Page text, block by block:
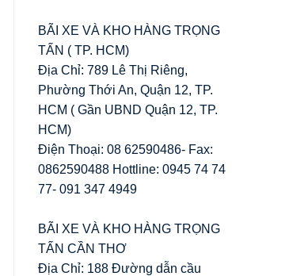
BÃI XE VÀ KHO HÀNG TRỌNG
TẤN ( TP. HCM)
Địa Chỉ: 789 Lê Thị Riêng,
Phường Thới An, Quận 12, TP.
HCM ( Gần UBND Quận 12, TP.
HCM)
Điện Thoại: 08 62590486- Fax:
0862590488 Hottline: 0945 74 74
77- 091 347 4949
BÃI XE VÀ KHO HÀNG TRỌNG
TẤN CẦN THƠ
Địa Chỉ: 188 Đường dẫn cầu